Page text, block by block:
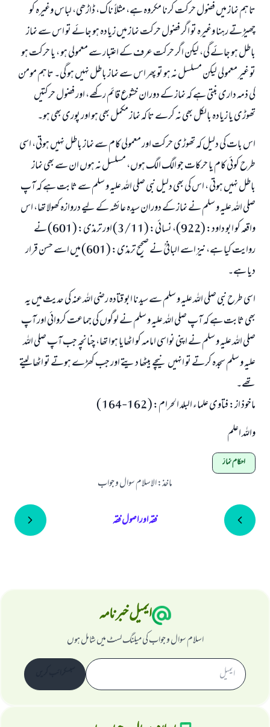
تاہم نماز میں فضول حرکت کرنا مکروہ ہے، مثلاً ناک، ڈاڑھی، لباس وغیرہ کو
چھیڑتے رہنا وغیرہ تو اگر فضول حرکت نماز میں زیادہ ہو جائے تو اس سے نماز
باطل ہو جائے گی، لیکن اگر حرکت عرف کے اعتبار سے معمولی ہو ، یا حرکت ہو
تو غیر معمولی لیکن مسلسل نہ ہو تو پھر اس سے نماز باطل نہیں ہو گی۔ تاہم مومن
کی ذمہ داری بنتی ہے کہ نماز کے دوران خشوع قائم رکھے، اور فضول حرکتیں
تھوڑی یا زیادہ بالکل بھی نہ کرے تا کہ نماز مکمل بھی ہو اور پوری بھی ہو۔
اس بات کی دلیل کہ تھوڑی حرکت اور معمولی کام سے نماز باطل نہیں ہوتی، اسی
طرح کوئی کام یا حرکات جو الگ الگ ہوں، مسلسل نہ ہوں ان سے بھی نماز
باطل نہیں ہوتی ، اس کی بھی دلیل نبی صلی اللہ علیہ و سلم سے ثابت ہے کہ آپ
صلی اللہ علیہ و سلم نے نماز کے دوران سیدہ عائشہ کے لیے دروازہ کھولا تھا، اس
واقعہ کو ابو داود: (922)، نسائی: (3/11) اور ترمذی: (601) نے
روایت کیا ہے، نیز اسے البانیؒ نے صحیح ترمذی: (601) میں اسے حسن قرار
دیا ہے۔
اسی طرح نبی صلی اللہ علیہ و سلم سے سیدنا ابو قتادہ رضی اللہ عنہ کی حدیث میں یہ
بھی ثابت ہے کہ آپ صلی اللہ علیہ و سلم نے لوگوں کی جماعت کروائی اور آپ
صلی اللہ علیہ و سلم نے اپنی نواسی امامہ کو اٹھایا ہوا تھا، چنانچہ جب آپ صلی اللہ
علیہ و سلم سجدہ کرتے تو انہیں نیچے بیٹھا دیتے اور جب کھڑے ہوتے تو اٹھا لیتے
تھے۔
ماخوذ از: فتاوى علماء البلد الحرام: ( 162-164 )
واللہ اعلم
احکام نماز
ماخذ:الاسلام سوال و جواب
فقہ اور اصول فقہ
ایمیل خبرنامہ
اسلام سوال و جواب کی میلنگ لسٹ میں شامل ہوں